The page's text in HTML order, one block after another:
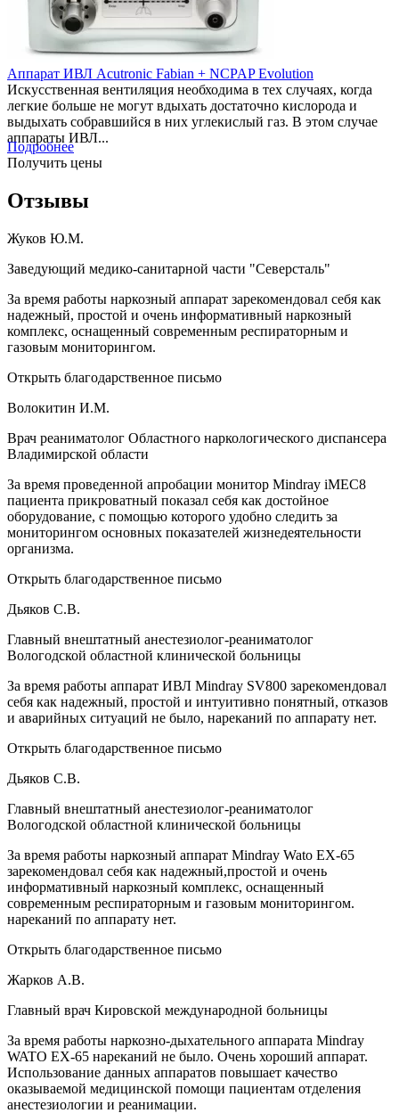
Аппарат ИВЛ Acutronic Fabian + NCPAP Evolution
Искусственная вентиляция необходима в тех случаях, когда
легкие больше не могут вдыхать достаточно кислорода и
выдыхать собравшийся в них углекислый газ. В этом случае
аппараты ИВЛ...
Подробнее
Получить цены
Отзывы
Жуков Ю.М.
Заведующий медико-санитарной части "Северсталь"
За время работы наркозный аппарат зарекомендовал себя как
надежный, простой и очень информативный наркозный
комплекс, оснащенный современным респираторным и
газовым мониторингом.
Открыть благодарственное письмо
Волокитин И.М.
Врач реаниматолог Областного наркологического диспансера
Владимирской области
За время проведенной апробации монитор Mindray iMEC8
пациента прикроватный показал себя как достойное
оборудование, с помощью которого удобно следить за
мониторингом основных показателей жизнедеятельности
организма.
Открыть благодарственное письмо
Дьяков С.В.
Главный внештатный анестезиолог-реаниматолог
Вологодской областной клинической больницы
За время работы аппарат ИВЛ Mindray SV800 зарекомендовал
себя как надежный, простой и интуитивно понятный, отказов
и аварийных ситуаций не было, нареканий по аппарату нет.
Открыть благодарственное письмо
Дьяков С.В.
Главный внештатный анестезиолог-реаниматолог
Вологодской областной клинической больницы
За время работы наркозный аппарат Mindray Wato EX-65
зарекомендовал себя как надежный,простой и очень
информативный наркозный комплекс, оснащенный
современным респираторным и газовым мониторингом.
нареканий по аппарату нет.
Открыть благодарственное письмо
Жарков А.В.
Главный врач Кировской международной больницы
За время работы наркозно-дыхательного аппарата Mindray
WATO EX-65 нареканий не было. Очень хороший аппарат.
Использование данных аппаратов повышает качество
оказываемой медицинской помощи пациентам отделения
анестезиологии и реанимации.